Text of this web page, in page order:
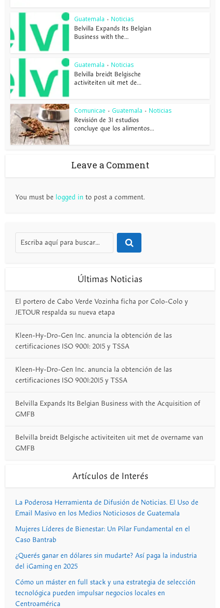
Guatemala • Noticias
Belvilla Expands Its Belgian
Business with the...
Guatemala • Noticias
Belvilla breidt Belgische
activiteiten uit met de...
Comunicae • Guatemala • Noticias
Revisión de 31 estudios
concluye que los alimentos...
Leave a Comment
You must be logged in to post a comment.
Últimas Noticias
El portero de Cabo Verde Vozinha ficha por Colo-Colo y
JETOUR respalda su nueva etapa
Kleen-Hy-Dro-Gen Inc. anuncia la obtención de las
certificaciones ISO 9001: 2015 y TSSA
Kleen-Hy-Dro-Gen Inc. anuncia la obtención de las
certificaciones ISO 9001:2015 y TSSA
Belvilla Expands Its Belgian Business with the Acquisition of
GMFB
Belvilla breidt Belgische activiteiten uit met de overname van
GMFB
Artículos de Interés
La Poderosa Herramienta de Difusión de Noticias. El Uso de
Email Masivo en los Medios Noticiosos de Guatemala
Mujeres Líderes de Bienestar: Un Pilar Fundamental en el
Caso Bantrab
¿Querés ganar en dólares sin mudarte? Así paga la industria
del iGaming en 2025
Cómo un máster en full stack y una estrategia de selección
tecnológica pueden impulsar negocios locales en
Centroamérica